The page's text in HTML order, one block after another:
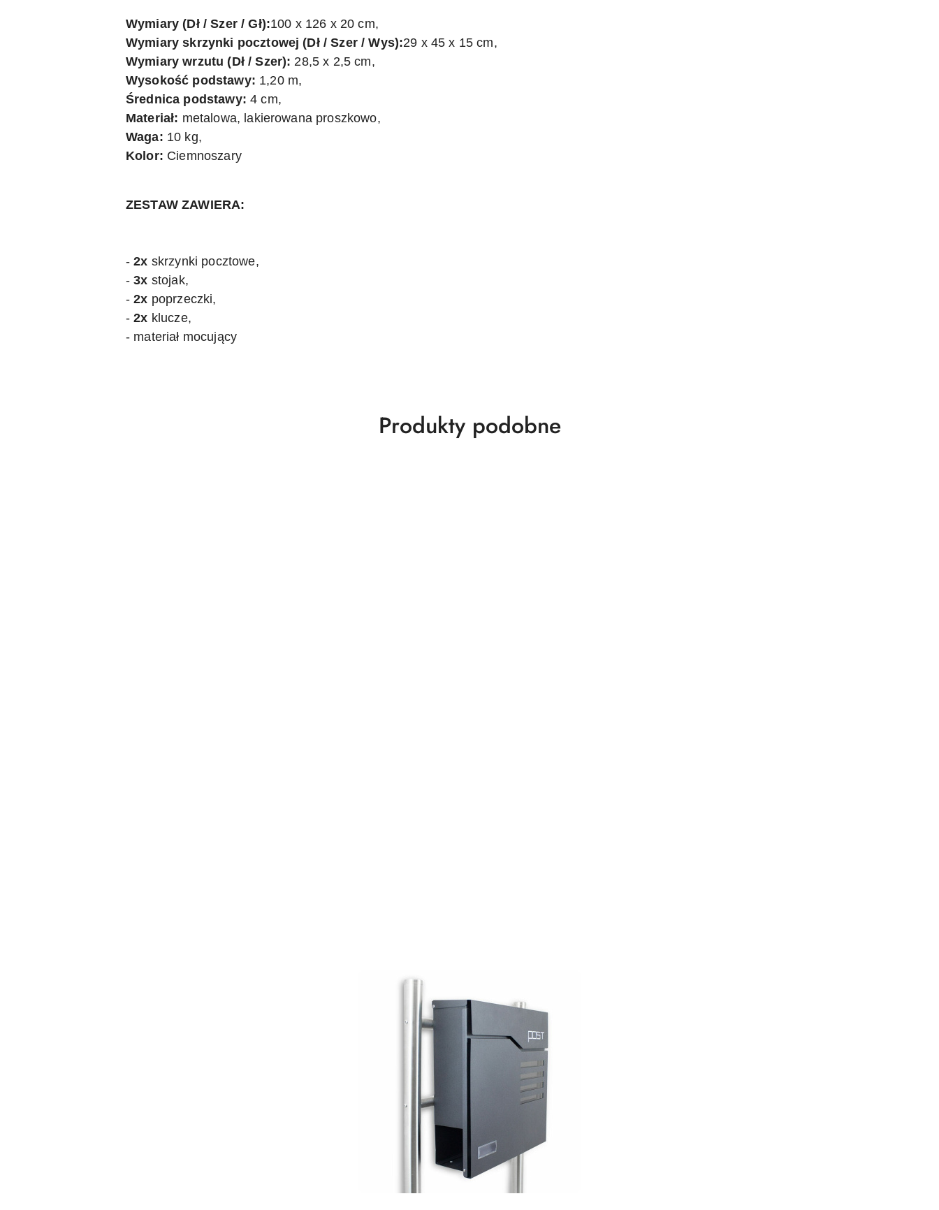
Wymiary (Dł / Szer / Gł):100 x 126 x 20 cm,
Wymiary skrzynki pocztowej (Dł / Szer / Wys):29 x 45 x 15 cm,
Wymiary wrzutu (Dł / Szer): 28,5 x 2,5 cm,
Wysokość podstawy: 1,20 m,
Średnica podstawy:4 cm,
Materiał: metalowa, lakierowana proszkowo,
Waga: 10 kg,
Kolor: Ciemnoszary
ZESTAW ZAWIERA:
-2x skrzynki pocztowe,
-3x stojak,
-2x poprzeczki,
-2x klucze,
- materiał mocujący
Produkty
Produkty podobne